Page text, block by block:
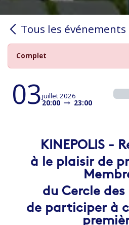
Tous les événements
Complet
03juillet 2026
20:00 23:00
KINEPOLIS -
à le plaisir de
du Cercle des
de participer à